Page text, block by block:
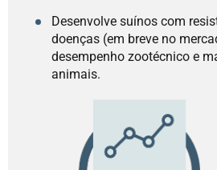
Desenvolve suínos com
doenças (em breve no
desempenho zootécnico e
animais.